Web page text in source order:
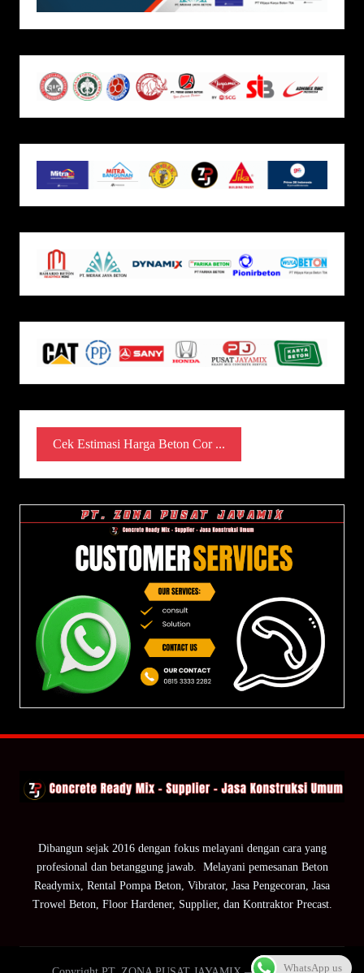
Cek Estimasi Harga Beton Cor ...
Dibangun sejak 2016 dengan fokus melayani dengan cara yang
profesional dan betanggung jawab. Melayani pemesanan Beton
Readymix, Rental Pompa Beton, Vibrator, Jasa Pengecoran, Jasa
Trowel Beton, Floor Hardener, Supplier, dan Kontraktor Precast.
WhatsApp us